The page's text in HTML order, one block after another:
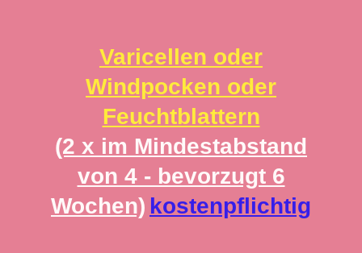
Varicellen oder
Windpocken oder
Feuchtblattern
(2 x im Mindestabstand
von 4 - bevorzugt 6
Wochen) kostenpflichtig